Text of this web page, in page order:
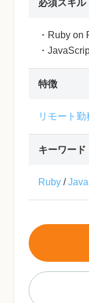
必須スキル
・Ruby
・
特徴
リモート勤
キーワード
Ruby /